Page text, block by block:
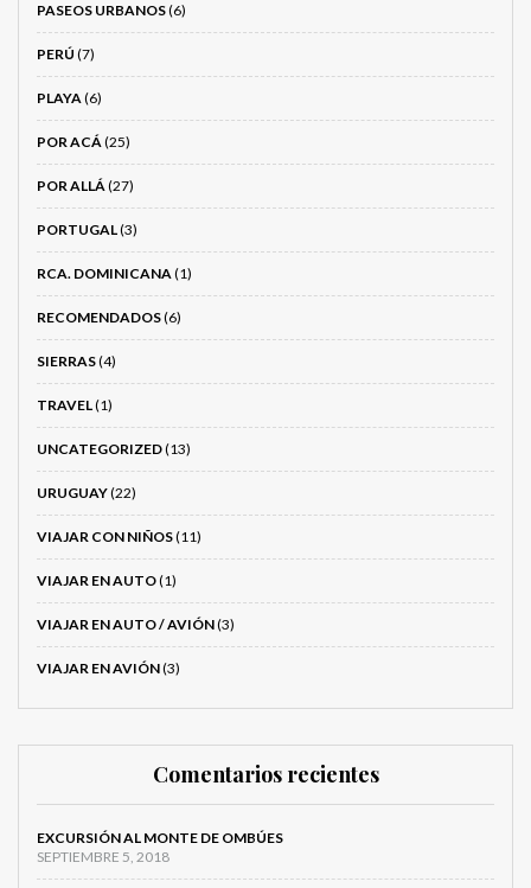
PASEOS URBANOS(6)
PERÚ (7)
PLAYA(6)
POR ACÁ(25)
POR ALLÁ(27)
PORTUGAL(3)
RCA. DOMINICANA(1)
RECOMENDADOS(6)
SIERRAS(4)
TRAVEL(1)
UNCATEGORIZED(13)
URUGUAY(22)
VIAJAR CON NIÑOS(11)
VIAJAR EN AUTO(1)
VIAJAR EN AUTO / AVIÓN(3)
VIAJAR EN AVIÓN(3)
Comentarios recientes
EXCURSIÓN AL MONTE DE OMBÚES
SEPTIEMBRE 5, 2018